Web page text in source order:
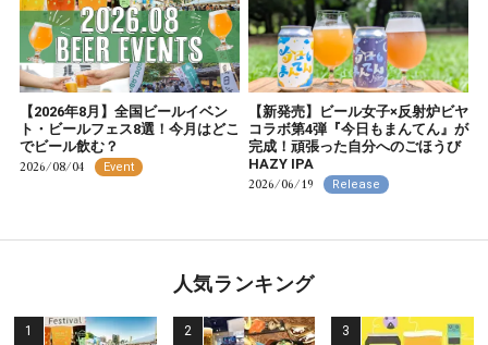
【2026年8月】全国ビールイベン
ト・ビールフェス8選！今月はどこ
でビール飲む？
2026/08/04 Event
【新発売】ビール女子×反射炉ビヤ
コラボ第4弾『今日もまんてん』が
完成！頑張った自分へのごほうび
HAZY IPA
2026/06/19 Release
人気ランキング